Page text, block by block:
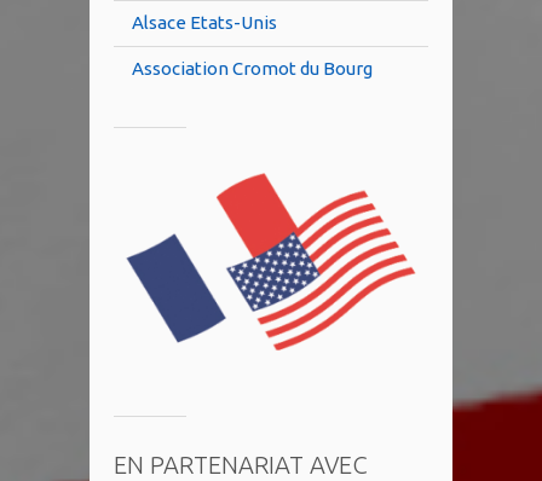
Alsace Etats-Unis
Association Cromot du Bourg
EN PARTENARIAT AVEC